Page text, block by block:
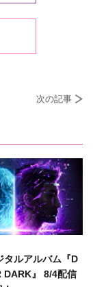
次の記事
タルアルバム『D
DARK』 8/4配信